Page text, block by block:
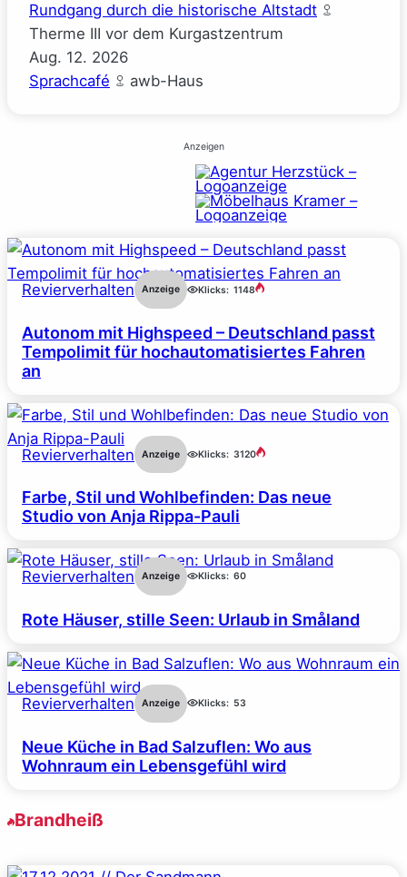
Rundgang durch die historische Altstadt
Therme III vor dem Kurgastzentrum
Aug. 12. 2026
Sprachcafé
awb-Haus
Anzeigen
Revierverhalten Anzeige Klicks: 1148
Autonom mit Highspeed – Deutschland passt
Tempolimit für hochautomatisiertes Fahren
an
Revierverhalten Anzeige Klicks: 3120
Farbe, Stil und Wohlbefinden: Das neue
Studio von Anja Rippa-Pauli
Revierverhalten Anzeige Klicks: 60
Rote Häuser, stille Seen: Urlaub in Småland
Revierverhalten Anzeige Klicks: 53
Neue Küche in Bad Salzuflen: Wo aus
Wohnraum ein Lebensgefühl wird
Brandheiß